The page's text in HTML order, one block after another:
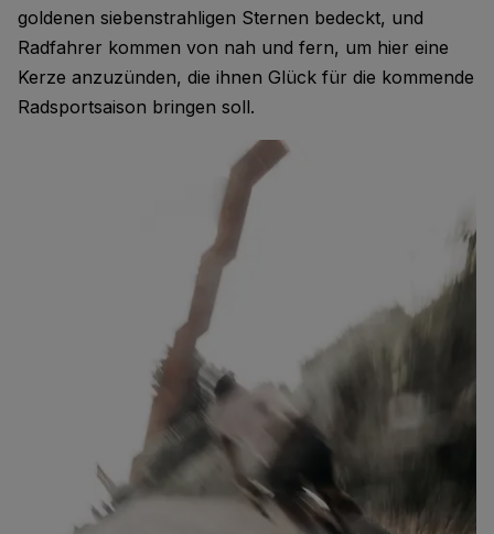
goldenen siebenstrahligen Sternen bedeckt, und
Radfahrer kommen von nah und fern, um hier eine
Kerze anzuzünden, die ihnen Glück für die kommende
Radsportsaison bringen soll.